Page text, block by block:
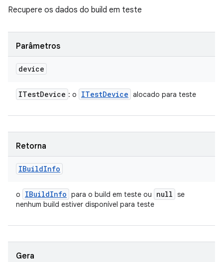
Recupere os dados do build em teste
Parâmetros
device
ITestDevice : o ITestDevice alocado para teste
Retorna
IBuildInfo
o IBuildInfo para o build em teste ou null se
nenhum build estiver disponível para teste
Gera